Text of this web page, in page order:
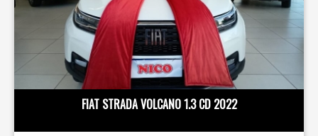
FIAT STRADA VOLCANO 1.3 CD 2022